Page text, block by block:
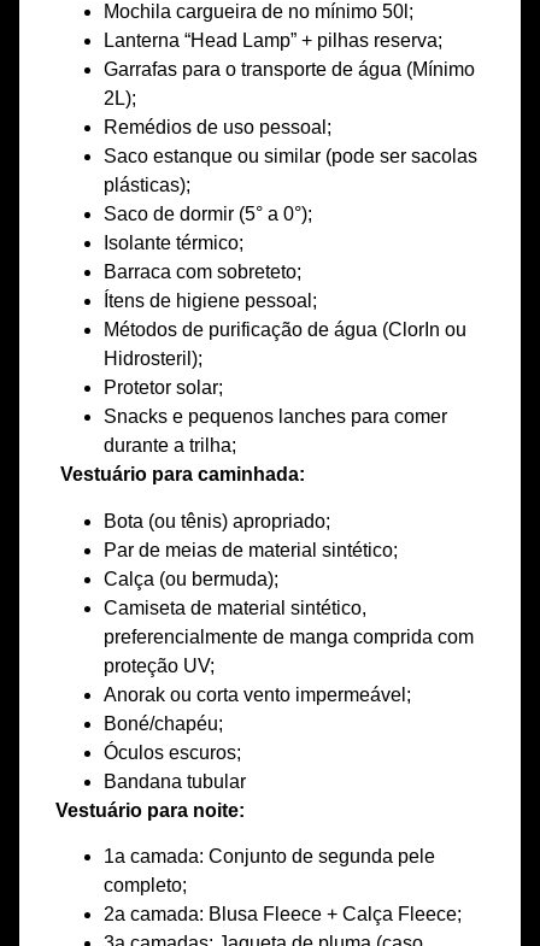
Mochila cargueira de no mínimo 50l;
Lanterna “Head Lamp” + pilhas reserva;
Garrafas para o transporte de água (Mínimo
2L);
Remédios de uso pessoal;
Saco estanque ou similar (pode ser sacolas
plásticas);
Saco de dormir (5° a 0°);
Isolante térmico;
Barraca com sobreteto;
Ítens de higiene pessoal;
Métodos de purificação de água (ClorIn ou
Hidrosteril);
Protetor solar;
Snacks e pequenos lanches para comer
durante a trilha;
Vestuário para caminhada:
Bota (ou tênis) apropriado;
Par de meias de material sintético;
Calça (ou bermuda);
Camiseta de material sintético,
preferencialmente de manga comprida com
proteção UV;
Anorak ou corta vento impermeável;
Boné/chapéu;
Óculos escuros;
Bandana tubular
Vestuário para noite:
1a camada: Conjunto de segunda pele
completo;
2a camada: Blusa Fleece + Calça Fleece;